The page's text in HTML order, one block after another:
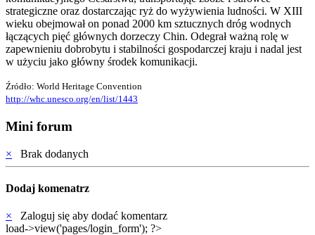
strategiczne oraz dostarczając ryż do wyżywienia ludności. W XIII
wieku obejmował on ponad 2000 km sztucznych dróg wodnych
łączących pięć głównych dorzeczy Chin. Odegrał ważną rolę w
zapewnieniu dobrobytu i stabilności gospodarczej kraju i nadal jest
w użyciu jako główny środek komunikacji.
Źródło: World Heritage Convention
http://whc.unesco.org/en/list/1443
Mini forum
× Brak dodanych
Dodaj komenatrz
×
Zaloguj się aby dodać komentarz
load->view('pages/login_form'); ?>